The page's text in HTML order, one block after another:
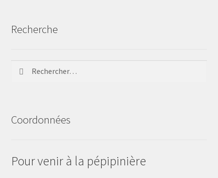
Recherche
Coordonnées
Pour venir à la pépipinière